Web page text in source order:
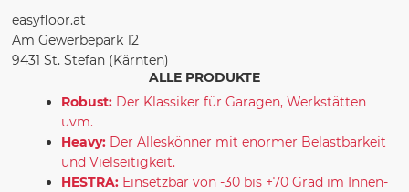
easyfloor.at
Am Gewerbepark 12
9431 St. Stefan (Kärnten)
ALLE PRODUKTE
Robust: Der Klassiker für Garagen, Werkstätten
uvm.
Heavy: Der Alleskönner mit enormer Belastbarkeit
und Vielseitigkeit.
HESTRA: Einsetzbar von -30 bis +70 Grad im Innen-